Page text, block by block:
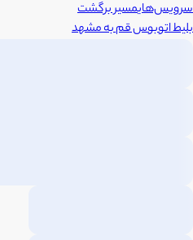
سرویس‌هایمسیر برگشت
بلیط اتوبوسقمبهمشهد